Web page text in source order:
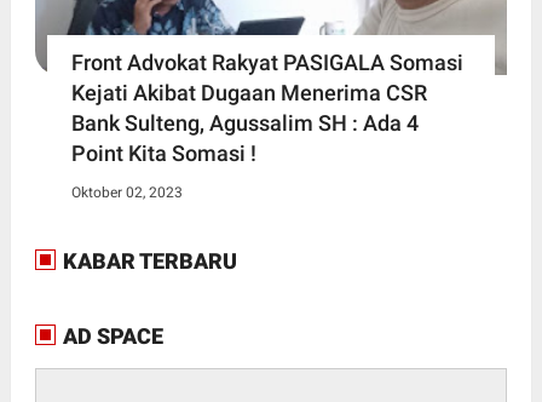
Front Advokat Rakyat PASIGALA Somasi
Kejati Akibat Dugaan Menerima CSR
Bank Sulteng, Agussalim SH : Ada 4
Point Kita Somasi !
Oktober 02, 2023
KABAR TERBARU
AD SPACE